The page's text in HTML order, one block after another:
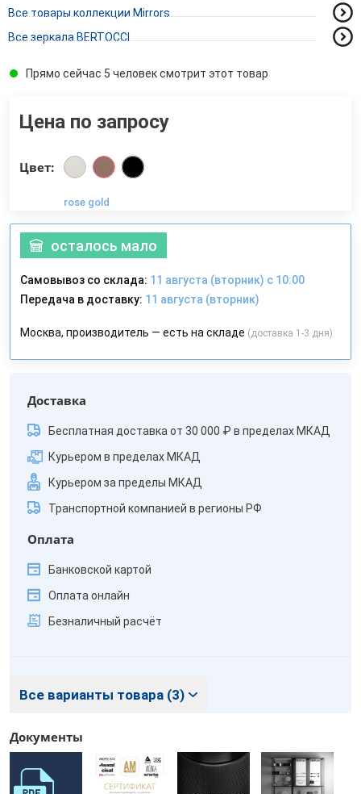
Все товары коллекции Mirrors
Все зеркала BERTOCCI
Прямо сейчас 5 человек смотрит этот товар
Цена по запросу
Цвет:
rose gold
осталось мало
Самовывоз со склада: 11 августа (вторник) с 10:00
Передача в доставку: 11 августа (вторник)
Москва, производитель — есть на складе (доставка 1-3 дня)
Доставка
Бесплатная доставка от 30 000 ₽ в пределах МКАД
Курьером в пределах МКАД
Курьером за пределы МКАД
Транспортной компанией в регионы РФ
Оплата
Банковской картой
Оплата онлайн
Безналичный расчёт
Все варианты товара (3)
Документы